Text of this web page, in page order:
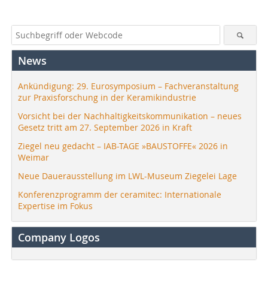
News
Ankündigung: 29. Eurosymposium – Fachveranstaltung
zur Praxisforschung in der Keramikindustrie
Vorsicht bei der Nachhaltigkeitskommunikation – neues
Gesetz tritt am 27. September 2026 in Kraft
Ziegel neu gedacht – IAB-TAGE »BAUSTOFFE« 2026 in
Weimar
Neue Dauerausstellung im LWL-Museum Ziegelei Lage
Konferenzprogramm der ceramitec: Internationale
Expertise im Fokus
Company Logos